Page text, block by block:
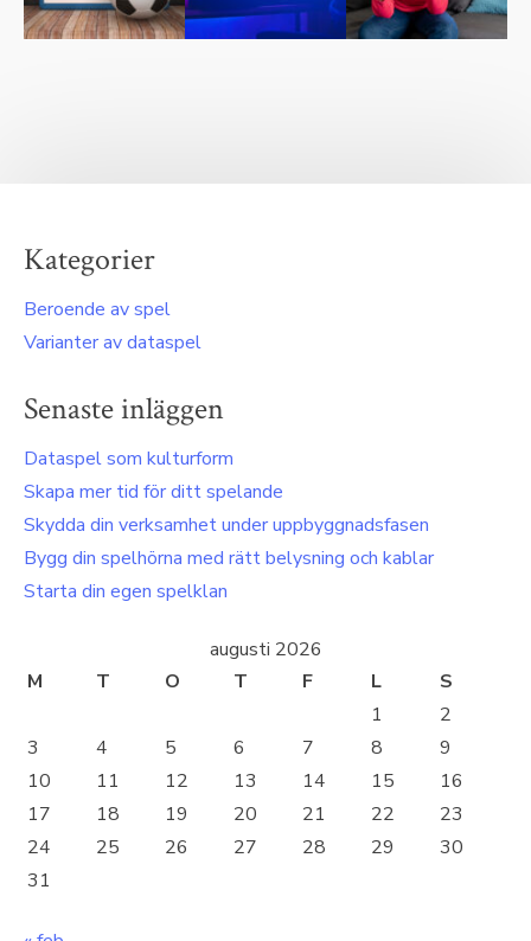
Kategorier
Beroende av spel
Varianter av dataspel
Senaste inläggen
Dataspel som kulturform
Skapa mer tid för ditt spelande
Skydda din verksamhet under uppbyggnadsfasen
Bygg din spelhörna med rätt belysning och kablar
Starta din egen spelklan
augusti 2026
M
T O T F L
S
1
2
3
4 5 6 7 8
9
10
11 12 13 14 15
16
17
18 19 20 21 22
23
24
25 26 27 28 29
30
31